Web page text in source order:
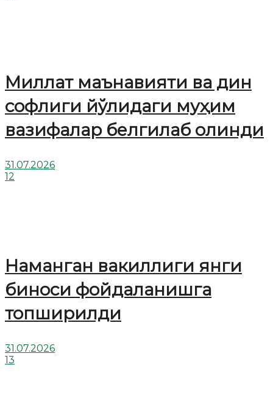
Миллат маънавияти ва дин
софлиги йўлидаги муҳим
вазифалар белгилаб олинди
31.07.2026
12
Наманган вакиллиги янги
биноси фойдаланишга
топширилди
31.07.2026
13